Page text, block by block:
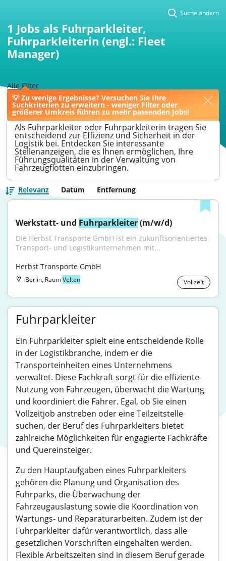
💡 Zu wenige Ergebnisse? Versuchen Sie Ihre
Suchkriterien zu erweitern - weniger Filter oder
größerer Umkreis führen zu mehr passenden Jobs!
Alle Filter
Suche ändern
1 Jobs als Fuhrparkleiter,
Fuhrparkleiterin (engl.: Fleet
Manager)
> Velten > Fuhrparkleiter
Als Fuhrparkleiter oder Fuhrparkleiterin tragen Sie
entscheidend zur Effizienz und Sicherheit in der
Logistik bei. Entdecken Sie interessante
Stellenanzeigen, die es Ihnen ermöglichen, Ihre
Führungsqualitäten in der Verwaltung von
Fahrzeugflotten einzubringen.
Relevanz Datum Entfernung
Werkstatt- und Fuhrparkleiter (m/w/d)
Die Herbst Transporte GmbH ist ein zukunftsorientiertes
Transport- und Logistikunternehmen mit...
Herbst Transporte GmbH
Berlin, RaumVelten Vollzeit
Fuhrparkleiter
Ein Fuhrparkleiter spielt eine entscheidende Rolle
in der Logistikbranche, indem er die
Transporteinheiten eines Unternehmens
verwaltet. Diese Fachkraft sorgt für die effiziente
Nutzung von Fahrzeugen, überwacht die Wartung
und koordiniert die Fahrer. Egal, ob Sie einen
Vollzeitjob anstreben oder eine Teilzeitstelle
suchen, der Beruf des Fuhrparkleiters bietet
zahlreiche Möglichkeiten für engagierte Fachkräfte
und Quereinsteiger.
Zu den Hauptaufgaben eines Fuhrparkleiters
gehören die Planung und Organisation des
Fuhrparks, die Überwachung der
Fahrzeugauslastung sowie die Koordination von
Wartungs- und Reparaturarbeiten. Zudem ist der
Fuhrparkleiter dafür verantwortlich, dass alle
gesetzlichen Vorschriften eingehalten werden.
Flexible Arbeitszeiten sind in diesem Beruf gerade